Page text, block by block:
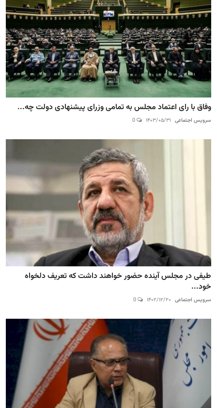
وفاق با رای اعتماد مجلس به تمامی وزرای پیشنهادی دولت چه...
سرویس اجتماعی ۱۴۰۳/۰۵/۳۱
طیفی در مجلس آینده حضور خواهند داشت که تعریف دلخواه
خود...
سرویس اجتماعی ۱۴۰۲/۱۲/۲۰